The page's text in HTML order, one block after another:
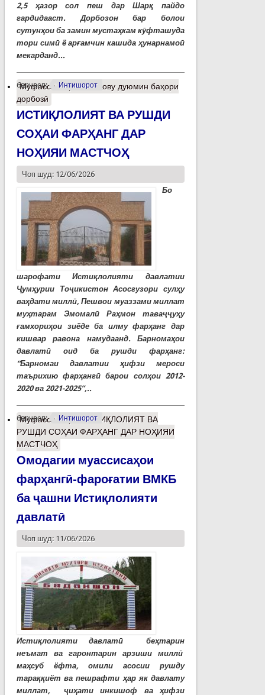
2,5 ҳазор сол пеш дар Шарқ пайдо
гардидааст. Дорбозон бар болои
сутунҳои ба замин мустаҳкам кӯфташуда
тори симӣ ё арғамчин кашида ҳунарнамоӣ
мекарданд...
барчасп: Интишорот
Муфассалтаро Панҷову дуюмин баҳори
дорбозӣ
ИСТИҚЛОЛИЯТ ВА РУШДИ
СОҲАИ ФАРҲАНГ ДАР
НОҲИЯИ МАСТЧОҲ
Чоп шуд: 12/06/2026
Бо
шарофати Истиқлолияти давлатии
Ҷумҳурии Тоҷикистон Асосгузори сулҳу
ваҳдати миллӣ, Пешвои муаззами миллат
муҳтарам Эмомалӣ Раҳмон таваҷҷуҳу
ғамхориҳои зиёде ба илму фарҳанг дар
кишвар равона намудаанд. Барномаҳои
давлатӣ оид ба рушди фарҳанг:
“Барномаи давлатии ҳифзи мероси
таърихию фарҳангӣ барои солҳои 2012-
2020 ва 2021-2025”,..
барчасп: Интишорот
Муфассалтаро ИСТИҚЛОЛИЯТ ВА
РУШДИ СОҲАИ ФАРҲАНГ ДАР НОҲИЯИ
МАСТЧОҲ
Омодагии муассисаҳои
фарҳангӣ-фароғатии ВМКБ
ба ҷашни Истиқлолияти
давлатӣ
Чоп шуд: 11/06/2026
Истиқлолияти давлатӣ беҳтарин
неъмат ва гаронтарин арзиши миллӣ
маҳсуб ёфта, омили асосии рушду
тараққиёт ва пешрафти ҳар як давлату
миллат, ҷиҳати инкишоф ва ҳифзи